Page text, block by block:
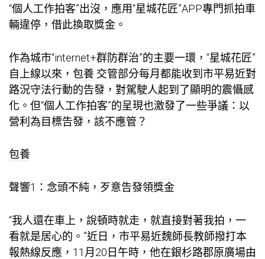
“個人工作拍客”出沒，應用“星城花匠”APP專門抓拍車
輛違停，借此換取獎金。
作為城市“internet+群防群治”的主要一環，“星城花匠”
自上線以來， 包養 交管部分每月都能收到市平易近對
路況守法行動的告發，對駕駛人起到了顯明的震懾感
化。但“個人工作拍客”的呈現也激發了一些爭議：以
營利為目標告發，該不應管？
包養
聲響1：念頭不純，歹意告發領獎金
“我人還在車上，說頓時就走，就直接對著我拍，一
看就是居心的。”近日，市平易近魏師長教師撥打本
報熱線反應，11月20日午時，他在銀杉路郡原廣場由